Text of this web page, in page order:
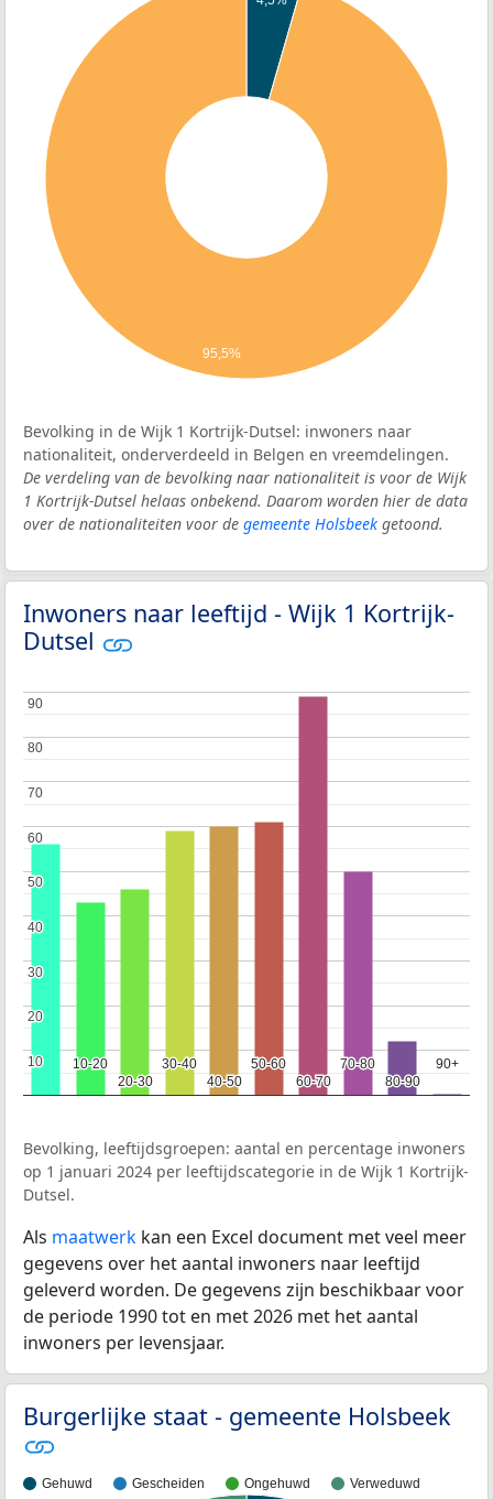
95,5%
Bevolking in de Wijk 1 Kortrijk-Dutsel: inwoners naar
nationaliteit, onderverdeeld in Belgen en vreemdelingen.
De verdeling van de bevolking naar nationaliteit is voor de Wijk
1 Kortrijk-Dutsel helaas onbekend. Daarom worden hier de data
over de nationaliteiten voor de gemeente Holsbeek getoond.
Inwoners naar leeftijd - Wijk 1 Kortrijk-
Dutsel
10-20
10-20
20-30
20-30
30-40
30-40
40-50
40-50
50-60
50-60
60-70
60-70
70-80
70-80
80-90
80-90
90+
90+
10
10
20
20
30
30
40
40
50
50
60
60
70
70
80
80
90
90
Bevolking, leeftijdsgroepen: aantal en percentage inwoners
op 1 januari 2024 per leeftijdscategorie in de Wijk 1 Kortrijk-
Dutsel.
Als maatwerk kan een Excel document met veel meer
gegevens over het aantal inwoners naar leeftijd
geleverd worden. De gegevens zijn beschikbaar voor
de periode 1990 tot en met 2026 met het aantal
inwoners per levensjaar.
Burgerlijke staat - gemeente Holsbeek
Gehuwd Gescheiden Ongehuwd Verweduwd